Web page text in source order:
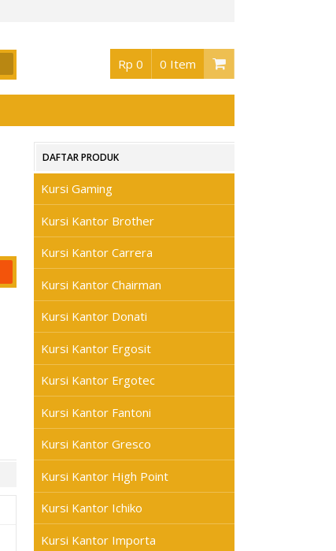
Rp 0 0 Item
DAFTAR PRODUK
Kursi Gaming
Kursi Kantor Brother
Kursi Kantor Carrera
Kursi Kantor Chairman
Kursi Kantor Donati
Kursi Kantor Ergosit
Kursi Kantor Ergotec
Kursi Kantor Fantoni
Kursi Kantor Gresco
Kursi Kantor High Point
Kursi Kantor Ichiko
Kursi Kantor Importa